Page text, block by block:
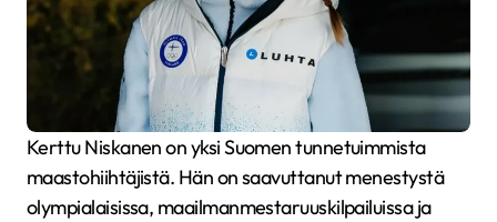
Kerttu Niskanen on yksi Suomen tunnetuimmista
maastohiihtäjistä. Hän on saavuttanut menestystä
olympialaisissa, maailmanmestaruuskilpailuissa ja